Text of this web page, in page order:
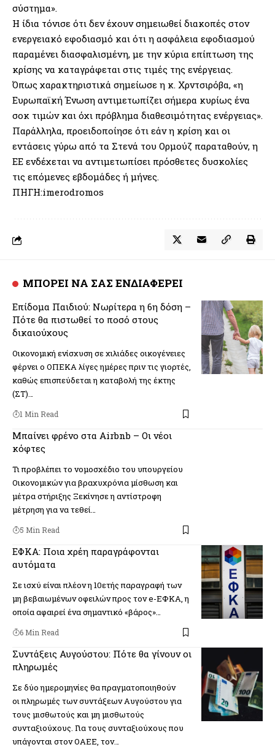
σύστημα».
Η ίδια τόνισε ότι δεν έχουν σημειωθεί διακοπές στον
ενεργειακό εφοδιασμό και ότι η ασφάλεια εφοδιασμού
παραμένει διασφαλισμένη, με την κύρια επίπτωση της
κρίσης να καταγράφεται στις τιμές της ενέργειας.
Όπως χαρακτηριστικά σημείωσε η κ. Χρντσιρόβα, «η
Ευρωπαϊκή Ένωση αντιμετωπίζει σήμερα κυρίως ένα
σοκ τιμών και όχι πρόβλημα διαθεσιμότητας ενέργειας».
Παράλληλα, προειδοποίησε ότι εάν η κρίση και οι
εντάσεις γύρω από τα Στενά του Ορμούζ παραταθούν, η
ΕΕ ενδέχεται να αντιμετωπίσει πρόσθετες δυσκολίες
τις επόμενες εβδομάδες ή μήνες.
ΠΗΓΗ:imerodromos
ΜΠΟΡΕΙ ΝΑ ΣΑΣ ΕΝΔΙΑΦΕΡΕΙ
Επίδομα Παιδιού: Νωρίτερα η 6η δόση –
Πότε θα πιστωθεί το ποσό στους
δικαιούχους
Οικονομική ενίσχυση σε χιλιάδες οικογένειες
φέρνει ο ΟΠΕΚΑ λίγες ημέρες πριν τις γιορτές,
καθώς επισπεύδεται η καταβολή της έκτης
(ΣΤ)…
1 Min Read
Μπαίνει φρένο στα Airbnb – Οι νέοι
κόφτες
Τι προβλέπει το νομοσχέδιο του υπουργείου
Οικονομικών για βραχυχρόνια μίσθωση και
μέτρα στήριξης Ξεκίνησε η αντίστροφη
μέτρηση για να τεθεί…
5 Min Read
ΕΦΚΑ: Ποια χρέη παραγράφονται
αυτόματα
Σε ισχύ είναι πλέον η 10ετής παραγραφή των
μη βεβαιωμένων οφειλών προς τον e-ΕΦΚΑ, η
οποία αφαιρεί ένα σημαντικό «βάρος»…
6 Min Read
Συντάξεις Αυγούστου: Πότε θα γίνουν οι
πληρωμές
Σε δύο ημερομηνίες θα πραγματοποιηθούν
οι πληρωμές των συντάξεων Αυγούστου για
τους μισθωτούς και μη μισθωτούς
συνταξιούχους. Για τους συνταξιούχους που
υπάγονται στον ΟΑΕΕ, τον…